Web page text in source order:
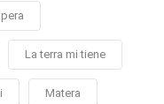
La terra mi tiene
Matera